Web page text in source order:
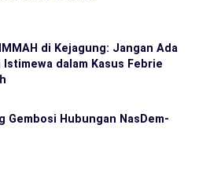
di Kejagung: Jangan Ada
Istimewa dalam Kasus Febrie
Gembosi Hubungan NasDem-